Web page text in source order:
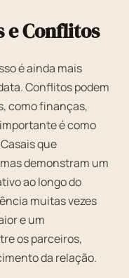
e Conflitos
é ainda mais
Conflitos podem
como finanças,
é como
que
demonstram um
ao longo do
muitas vezes
e um
os parceiros,
da relação.